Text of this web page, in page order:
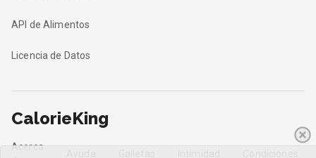
API de Alimentos
Licencia de Datos
CalorieKing
Acerca